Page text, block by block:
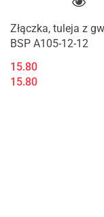
Złączka, tuleja z
BSP A105-12-12
15.80
15.80